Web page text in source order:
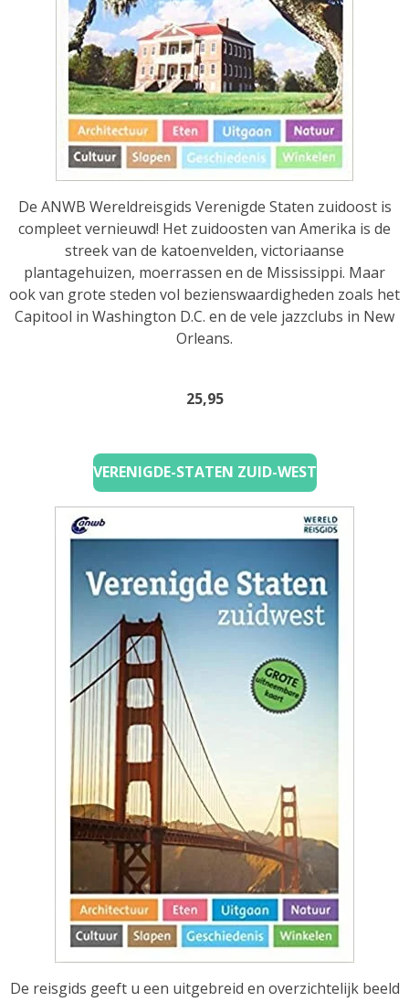
De ANWB Wereldreisgids Verenigde Staten zuidoost is
compleet vernieuwd! Het zuidoosten van Amerika is de
streek van de katoenvelden, victoriaanse
plantagehuizen, moerrassen en de Mississippi. Maar
ook van grote steden vol bezienswaardigheden zoals het
Capitool in Washington D.C. en de vele jazzclubs in New
Orleans.
25,95
VERENIGDE-STATEN ZUID-WEST
De reisgids geeft u een uitgebreid en overzichtelijk beeld